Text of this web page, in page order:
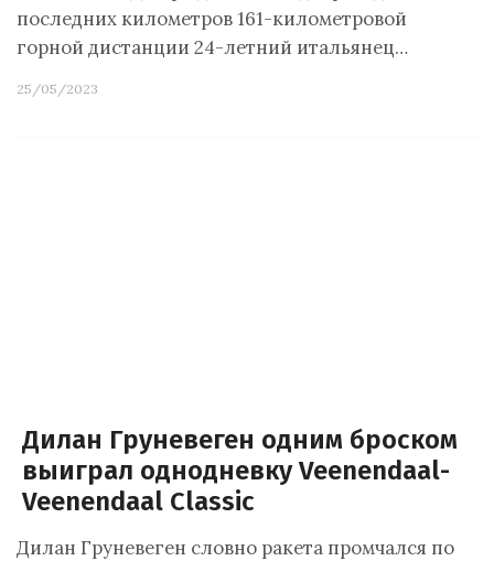
последних километров 161-километровой
горной дистанции 24-летний итальянец…
25/05/2023
Дилан Груневеген одним броском
выиграл однодневку Veenendaal-
Veenendaal Classic
Дилан Груневеген словно ракета промчался по